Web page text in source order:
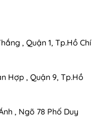
, Quận 1, Tp.Hồ Chí
Hợp , Quận 9, Tp.Hồ
, Ngõ 78 Phố Duy